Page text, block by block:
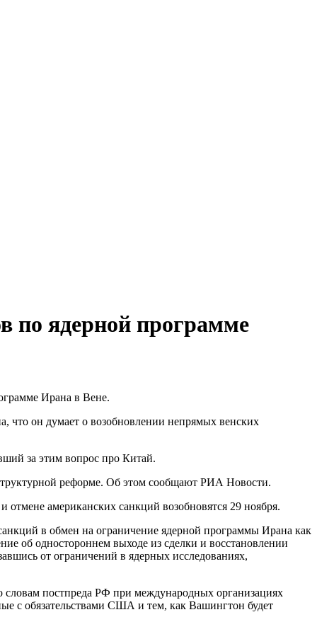
по ядерной программе
Ирана в Вене.
он думает о возобновлении непрямых венских
за этим вопрос про Китай.
реформе. Об этом сообщают РИА Новости.
американских санкций возобновятся 29 ноября.
в обмен на ограничение ядерной программы Ирана как
об одностороннем выходе из сделки и восстановлении
от ограничений в ядерных исследованиях,
постпреда РФ при международных организациях
с обязательствами США и тем, как Вашингтон будет